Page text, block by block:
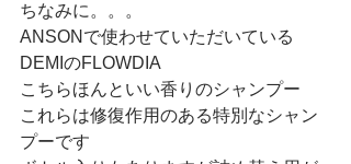
ちなみに。。。
ANSONで使わせていただいている
DEMIのFLOWDIA
こちらほんといい香りのシャンプー
これらは修復作用のある特別なシャン
プーです